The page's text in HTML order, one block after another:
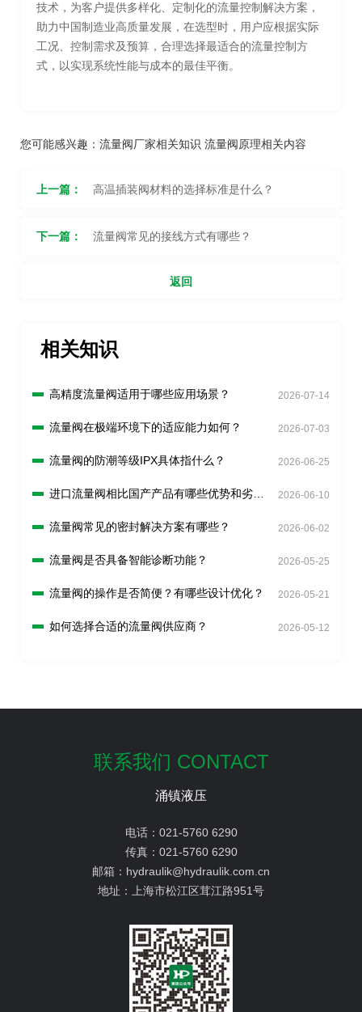
技术，为客户提供多样化、定制化的流量控制解决方案，
助力中国制造业高质量发展，在选型时，用户应根据实际
工况、控制需求及预算，合理选择最适合的流量控制方
式，以实现系统性能与成本的最佳平衡。
您可能感兴趣： 流量阀厂家相关知识 流量阀原理相关内容
上一篇： 高温插装阀材料的选择标准是什么？
下一篇： 流量阀常见的接线方式有哪些？
返回
相关知识
高精度流量阀适用于哪些应用场景？ 2026-07-14
流量阀在极端环境下的适应能力如何？ 2026-07-03
流量阀的防潮等级IPX具体指什么？ 2026-06-25
进口流量阀相比国产产品有哪些优势和劣
2026-06-10
流量阀常见的密封解决方案有哪些？ 2026-06-02
流量阀是否具备智能诊断功能？ 2026-05-25
流量阀的操作是否简便？有哪些设计优化？ 2026-05-21
如何选择合适的流量阀供应商？ 2026-05-12
联系我们 CONTACT
涌镇液压
电话： 021-5760 6290
传真： 021-5760 6290
邮箱： hydraulik@hydraulik.com.cn
地址：
上海市松江区茸江路951号